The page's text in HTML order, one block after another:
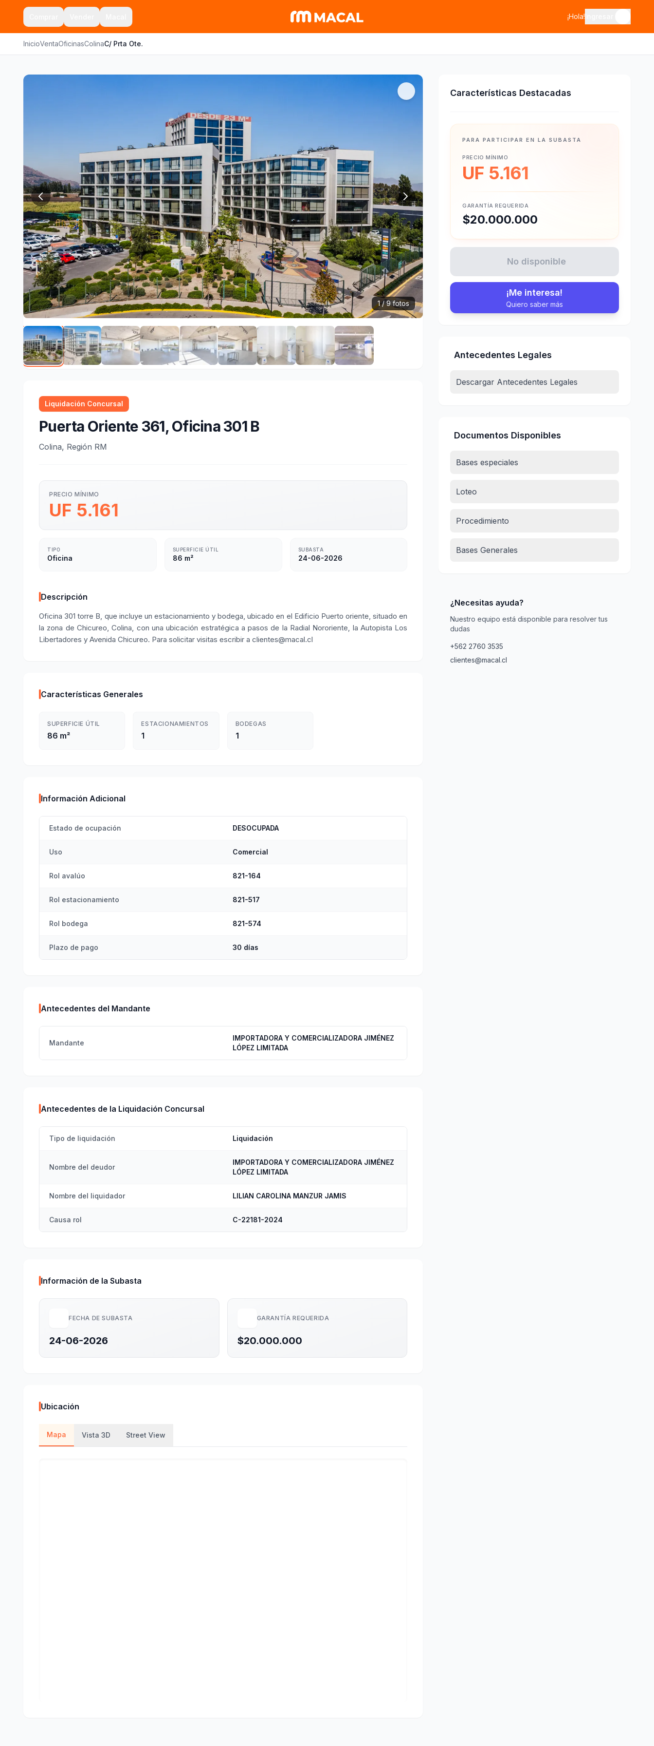
¡Hola!
InicioVentaOficinasColinaC/ Prta Ote.
1 / 9 fotos
Liquidación Concursal
Puerta Oriente 361, Oficina 301 B
Colina, Región RM
PRECIO MÍNIMO
UF 5.161
TIPO
Oficina
SUPERFICIE ÚTIL
86 m²
SUBASTA
24-06-2026
Descripción
Oficina 301 torre B, que incluye un estacionamiento y bodega, ubicado en el Edificio Puerto oriente, situado en
la zona de Chicureo, Colina, con una ubicación estratégica a pasos de la Radial Nororiente, la Autopista Los
Libertadores y Avenida Chicureo. Para solicitar visitas escribir a clientes@macal.cl
Características Generales
SUPERFICIE ÚTIL
86 m²
ESTACIONAMIENTOS
1
BODEGAS
1
Información Adicional
Estado de ocupación DESOCUPADA
Uso Comercial
Rol avalúo 821-164
Rol estacionamiento 821-517
Rol bodega 821-574
Plazo de pago 30 días
Antecedentes del Mandante
Mandante
IMPORTADORA Y COMERCIALIZADORA JIMÉNEZ
LÓPEZ LIMITADA
Antecedentes de la Liquidación Concursal
Tipo de liquidación Liquidación
Nombre del deudor
IMPORTADORA Y COMERCIALIZADORA JIMÉNEZ
LÓPEZ LIMITADA
Nombre del liquidador LILIAN CAROLINA MANZUR JAMIS
Causa rol C-22181-2024
Información de la Subasta
FECHA DE SUBASTA
24-06-2026
GARANTÍA REQUERIDA
$20.000.000
Ubicación
Mapa Vista 3D Street View
Características Destacadas
PARA PARTICIPAR EN LA SUBASTA
PRECIO MÍNIMO
UF 5.161
GARANTÍA REQUERIDA
$20.000.000
No disponible
¡Me interesa!
Quiero saber más
Antecedentes Legales
Descargar Antecedentes Legales
Documentos Disponibles
Bases especiales
Loteo
Procedimiento
Bases Generales
¿Necesitas ayuda?
Nuestro equipo está disponible para resolver tus
dudas
+562 2760 3535
clientes@macal.cl